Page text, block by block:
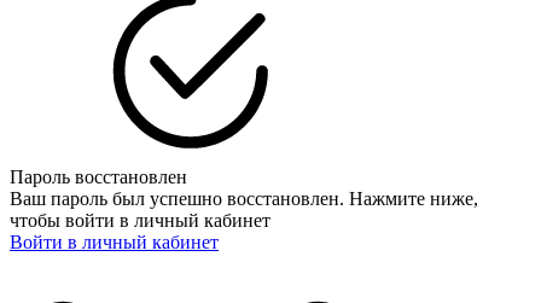
Пароль восстановлен
Ваш пароль был успешно восстановлен. Нажмите ниже,
чтобы войти в личный кабинет
Войти в личный кабинет